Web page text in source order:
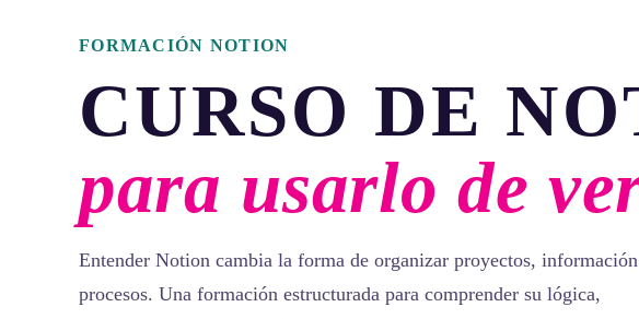
FORMACIÓN NOTION
CURSO DE
para usarlo de
Entender Notion cambia la forma de organizar proyectos,
procesos. Una formación estructurada para comprender su lógica,